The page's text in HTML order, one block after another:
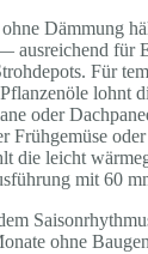
Dämmung
ausreichend für
Für
lohnt
oder
Frühgemüse
die leicht
mit 60
ohne